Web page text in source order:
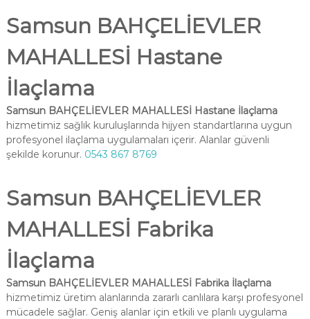
Samsun BAHÇELİEVLER
MAHALLESİ Hastane
İlaçlama
Samsun BAHÇELİEVLER MAHALLESİ Hastane İlaçlama
hizmetimiz sağlık kuruluşlarında hijyen standartlarına uygun
profesyonel ilaçlama uygulamaları içerir. Alanlar güvenli
şekilde korunur. 0543 867 8769
Samsun BAHÇELİEVLER
MAHALLESİ Fabrika
İlaçlama
Samsun BAHÇELİEVLER MAHALLESİ Fabrika İlaçlama
hizmetimiz üretim alanlarında zararlı canlılara karşı profesyonel
mücadele sağlar. Geniş alanlar için etkili ve planlı uygulama